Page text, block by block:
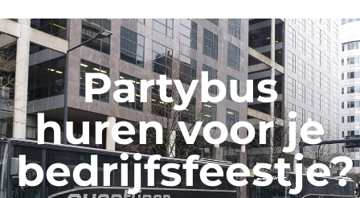
Partybus
huren voor je
bedrijfsfeestje?